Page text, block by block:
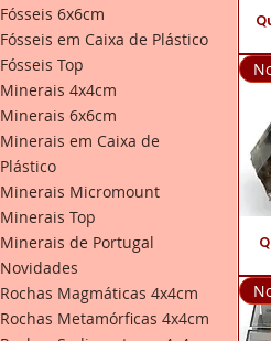
Fósseis 6x6cm
Fósseis em Caixa de Plástico
Fósseis Top
Minerais 4x4cm
Minerais 6x6cm
Minerais em Caixa de
Plástico
Minerais Micromount
Minerais Top
Minerais de Portugal
Novidades
Rochas Magmáticas 4x4cm
Rochas Metamórficas 4x4cm